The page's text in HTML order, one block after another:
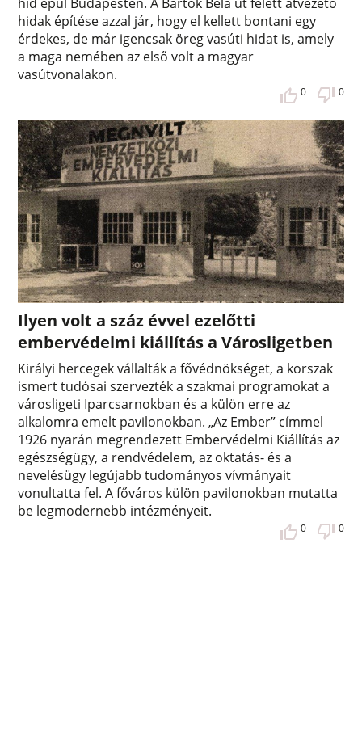
hidak építése azzal jár, hogy el kellett bontani egy
érdekes, de már igencsak öreg vasúti hidat is, amely
a maga nemében az első volt a magyar
vasútvonalakon.
0 0
Ilyen volt a száz évvel ezelőtti
embervédelmi kiállítás a Városligetben
Királyi hercegek vállalták a fővédnökséget, a korszak
ismert tudósai szervezték a szakmai programokat a
városligeti Iparcsarnokban és a külön erre az
alkalomra emelt pavilonokban. „Az Ember” címmel
1926 nyarán megrendezett Embervédelmi Kiállítás az
egészségügy, a rendvédelem, az oktatás- és a
nevelésügy legújabb tudományos vívmányait
vonultatta fel. A főváros külön pavilonokban mutatta
be legmodernebb intézményeit.
0 0